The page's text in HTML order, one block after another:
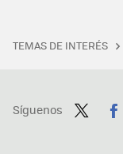
TEMAS DE INTERÉS
Síguenos